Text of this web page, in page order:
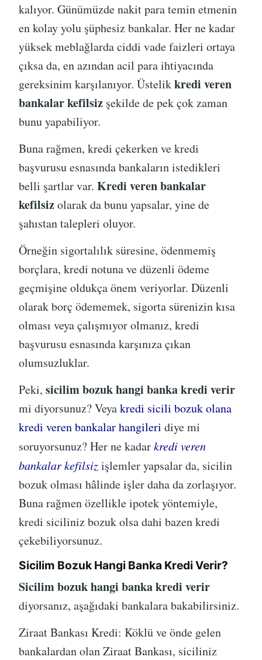
kalıyor. Günümüzde nakit para temin etmenin
en kolay yolu şüphesiz bankalar. Her ne kadar
yüksek meblağlarda ciddi vade faizleri ortaya
çıksa da, en azından acil para ihtiyacında
gereksinim karşılanıyor. Üstelikkredi veren
bankalar kefilsiz şekilde de pek çok zaman
bunu yapabiliyor.
Buna rağmen, kredi çekerken ve kredi
başvurusu esnasında bankaların istedikleri
belli şartlar var. Kredi veren bankalar
kefilsizolarak da bunu yapsalar, yine de
şahıstan talepleri oluyor.
Örneğin sigortalılık süresine, ödenmemiş
borçlara, kredi notuna ve düzenli ödeme
geçmişine oldukça önem veriyorlar. Düzenli
olarak borç ödememek, sigorta sürenizin kısa
olması veya çalışmıyor olmanız, kredi
başvurusu esnasında karşınıza çıkan
olumsuzluklar.
Peki, sicilim bozuk hangi banka kredi verir
mi diyorsunuz? Veyakredi sicili bozuk olana
kredi veren bankalar hangileri diye mi
soruyorsunuz? Her ne kadarkredi veren
bankalar kefilsizişlemler yapsalar da, sicilin
bozuk olması hâlinde işler daha da zorlaşıyor.
Buna rağmen özellikle ipotek yöntemiyle,
kredi siciliniz bozuk olsa dahi bazen kredi
çekebiliyorsunuz.
Sicilim Bozuk Hangi Banka Kredi Verir?
Sicilim bozuk hangi banka kredi verir
diyorsanız, aşağıdaki bankalara bakabilirsiniz.
Ziraat Bankası Kredi: Köklü ve önde gelen
bankalardan olan Ziraat Bankası, siciliniz